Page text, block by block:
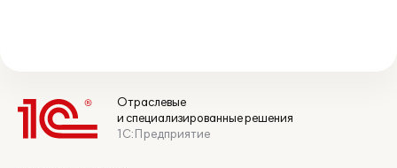
Отраслевые
и специализированные решения
1С:Предприятие